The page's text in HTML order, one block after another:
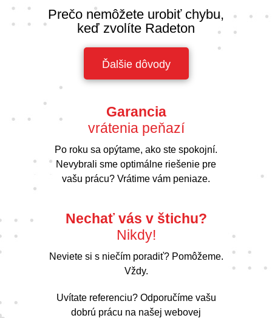
Prečo nemôžete urobiť chybu,
keď zvolíte Radeton
Ďalšie dôvody
Garancia
vrátenia peňazí
Po roku sa opýtame, ako ste spokojní.
Nevybrali sme optimálne riešenie pre
vašu prácu? Vrátime vám peniaze.
Nechať vás v štichu?
Nikdy!
Neviete si s niečím poradiť? Pomôžeme.
Vždy.
Uvítate referenciu? Odporučíme vašu
dobrú prácu na našej webovej